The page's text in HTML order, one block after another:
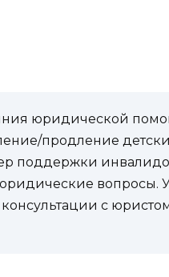
юридической
продление
поддержки
вопросы.
с